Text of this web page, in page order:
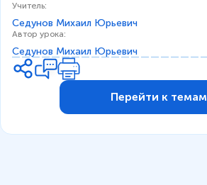
Учитель:
Седунов Михаил Юрьевич
Автор урока:
Седунов Михаил Юрьевич
Перейти к темам